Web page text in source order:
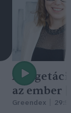
A
az ember
Greendex